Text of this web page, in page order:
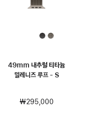
49mm 내추럴 티타늄
밀레니즈 루프 - S
₩295,000